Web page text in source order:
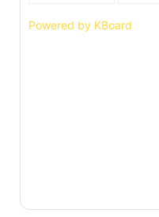
Powered by KBoard